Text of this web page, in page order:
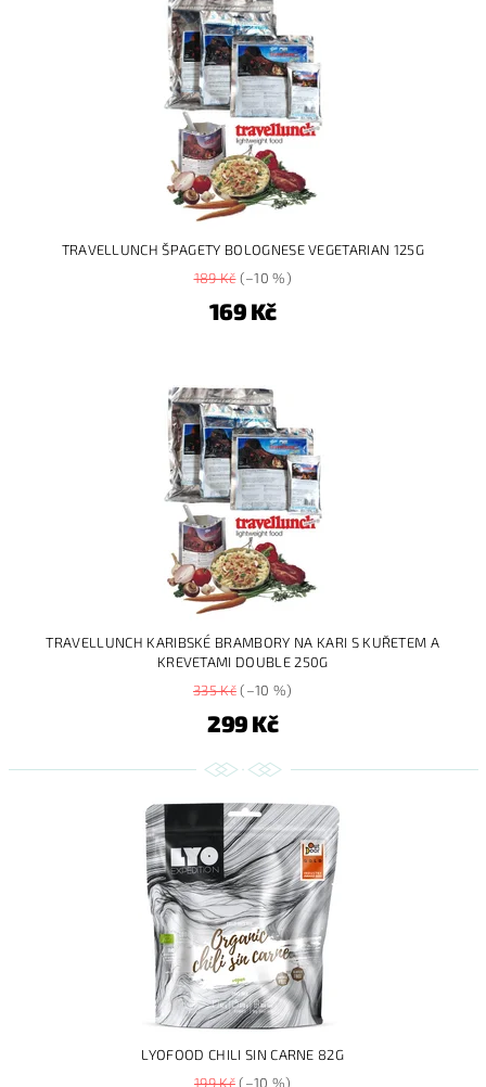
TRAVELLUNCH ŠPAGETY BOLOGNESE VEGETARIAN 125G
189 Kč(–10 %)
169 Kč
TRAVELLUNCH KARIBSKÉ BRAMBORY NA KARI S KUŘETEM A
KREVETAMI DOUBLE 250G
335 Kč(–10 %)
299 Kč
LYOFOOD CHILI SIN CARNE 82G
199 Kč(–10 %)